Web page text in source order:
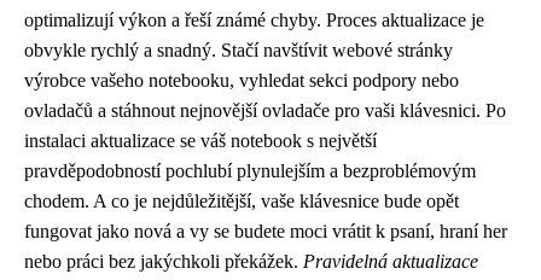
optimalizují výkon a řeší známé chyby. Proces aktualizace je
obvykle rychlý a snadný. Stačí navštívit webové stránky
výrobce vašeho notebooku, vyhledat sekci podpory nebo
ovladačů a stáhnout nejnovější ovladače pro vaši klávesnici. Po
instalaci aktualizace se váš notebook s největší
pravděpodobností pochlubí plynulejším a bezproblémovým
chodem. A co je nejdůležitější, vaše klávesnice bude opět
fungovat jako nová a vy se budete moci vrátit k psaní, hraní her
nebo práci bez jakýchkoli překážek. Pravidelná aktualizace